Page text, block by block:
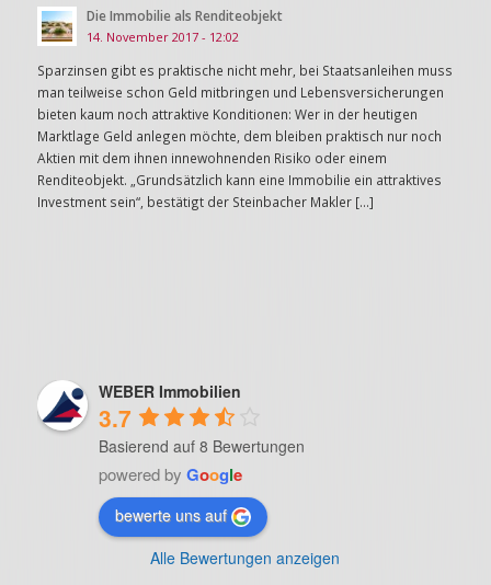
Die Immobilie als Renditeobjekt
14. November 2017 - 12:02
Sparzinsen gibt es praktische nicht mehr, bei Staatsanleihen muss
man teilweise schon Geld mitbringen und Lebensversicherungen
bieten kaum noch attraktive Konditionen: Wer in der heutigen
Marktlage Geld anlegen möchte, dem bleiben praktisch nur noch
Aktien mit dem ihnen innewohnenden Risiko oder einem
Renditeobjekt. „Grundsätzlich kann eine Immobilie ein attraktives
Investment sein“, bestätigt der Steinbacher Makler […]
WEBER Immobilien
3.7
Basierend auf 8 Bewertungen
powered by Google
bewerte uns auf
Alle Bewertungen anzeigen